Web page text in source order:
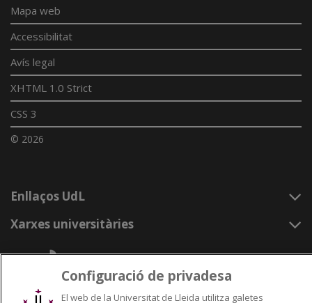
Mapa web
Accessibilitat
Avís legal
XHTML 1.0 Strict
CSS 3
© 2026
Enllaços UdL
Xarxes universitàries
Configuració de privadesa
El web de la Universitat de Lleida utilitza galetes